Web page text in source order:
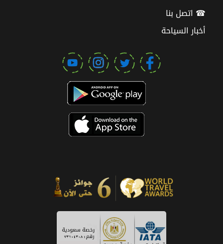
☎ اتصل بنا
أخبار السياحة